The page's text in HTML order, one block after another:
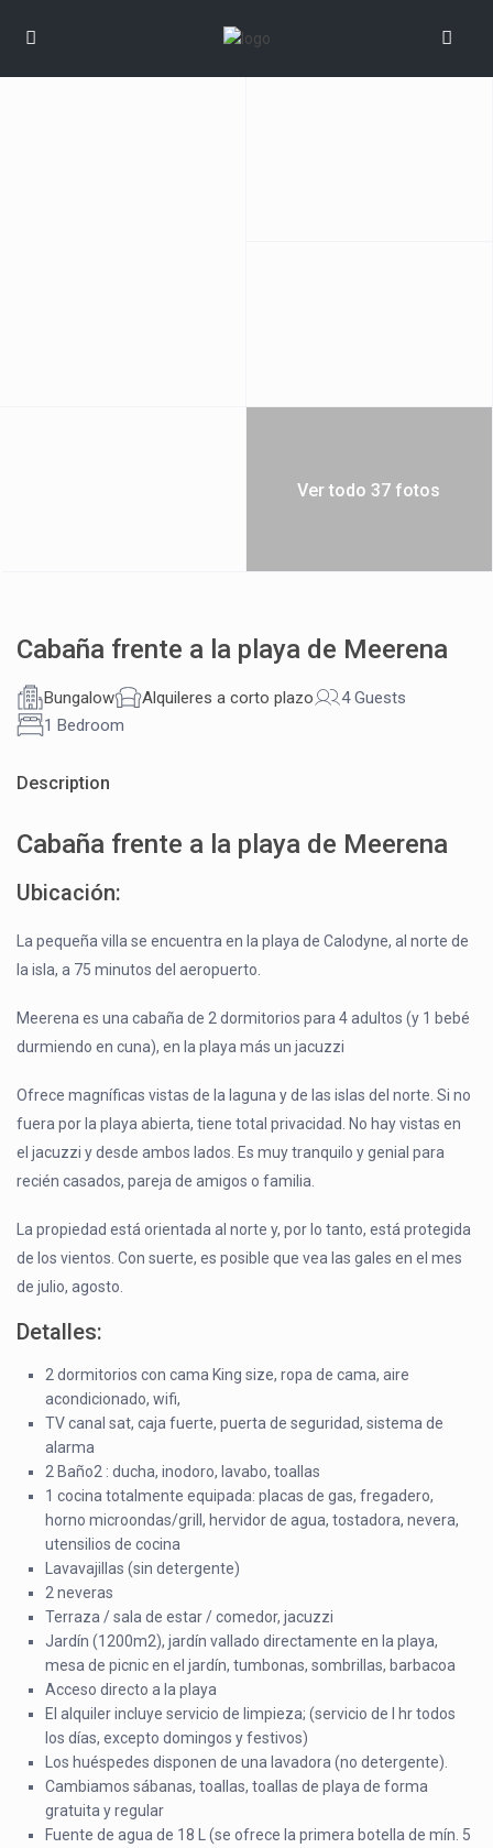
Ver todo 37 fotos
Cabaña frente a la playa de Meerena
Bungalow Alquileres a corto plazo
4 Guests
1 Bedroom
Description
Cabaña frente a la playa de Meerena
Ubicación:
La pequeña villa se encuentra en la playa de Calodyne, al norte de
la isla, a 75 minutos del aeropuerto.
Meerena es una cabaña de 2 dormitorios para 4 adultos (y 1 bebé
durmiendo en cuna), en la playa más un jacuzzi
Ofrece magníficas vistas de la laguna y de las islas del norte. Si no
fuera por la playa abierta, tiene total privacidad. No hay vistas en
el jacuzzi y desde ambos lados. Es muy tranquilo y genial para
recién casados, pareja de amigos o familia.
La propiedad está orientada al norte y, por lo tanto, está protegida
de los vientos. Con suerte, es posible que vea las gales en el mes
de julio, agosto.
Detalles:
2 dormitorios con cama King size, ropa de cama, aire
acondicionado, wifi,
TV canal sat, caja fuerte, puerta de seguridad, sistema de
alarma
2 Baño2 : ducha, inodoro, lavabo, toallas
1 cocina totalmente equipada: placas de gas, fregadero,
horno microondas/grill, hervidor de agua, tostadora, nevera,
utensilios de cocina
Lavavajillas (sin detergente)
2 neveras
Terraza / sala de estar / comedor, jacuzzi
Jardín (1200m2), jardín vallado directamente en la playa,
mesa de picnic en el jardín, tumbonas, sombrillas, barbacoa
Acceso directo a la playa
El alquiler incluye servicio de limpieza; (servicio de l hr todos
los días, excepto domingos y festivos)
Los huéspedes disponen de una lavadora (no detergente).
Cambiamos sábanas, toallas, toallas de playa de forma
gratuita y regular
Fuente de agua de 18 L (se ofrece la primera botella de mín. 5